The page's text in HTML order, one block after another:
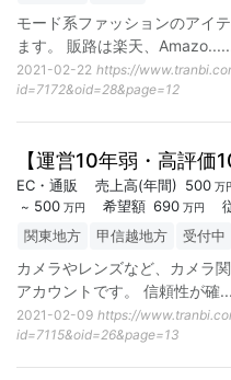
モード系ファッションのアイ
ます。 販路は楽天、Amazo...
2021-02-22 https://
id=7172&oid=28&page=12
【運営10年弱・高評
EC・通販 売上高(年間) 500 万
~ 500 万円 希望額 690 万円
関東地方 甲信越地方 受付中
カメラやレンズなど、カメラ
アカウントです。 信頼性が確...
2021-02-09 https://
id=7115&oid=26&page=13